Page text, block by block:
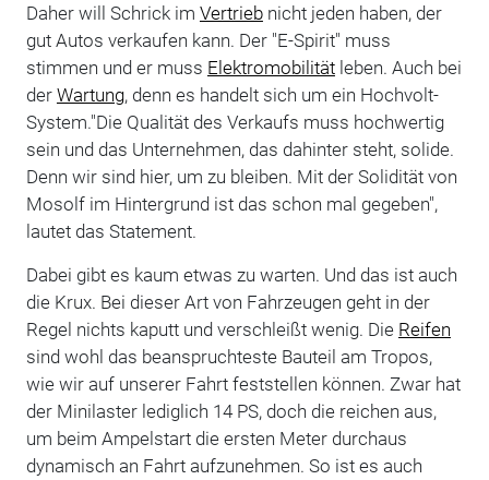
Daher will Schrick im Vertriebnicht jeden haben, der
gut Autos verkaufen kann. Der "E-Spirit" muss
stimmen und er muss Elektromobilitätleben. Auch bei
der Wartung, denn es handelt sich um ein Hochvolt-
System."Die Qualität des Verkaufs muss hochwertig
sein und das Unternehmen, das dahinter steht, solide.
Denn wir sind hier, um zu bleiben. Mit der Solidität von
Mosolf im Hintergrund ist das schon mal gegeben",
lautet das Statement.
Dabei gibt es kaum etwas zu warten. Und das ist auch
die Krux. Bei dieser Art von Fahrzeugen geht in der
Regel nichts kaputt und verschleißt wenig. Die Reifen
sind wohl das beanspruchteste Bauteil am Tropos,
wie wir auf unserer Fahrt feststellen können. Zwar hat
der Minilaster lediglich 14 PS, doch die reichen aus,
um beim Ampelstart die ersten Meter durchaus
dynamisch an Fahrt aufzunehmen. So ist es auch